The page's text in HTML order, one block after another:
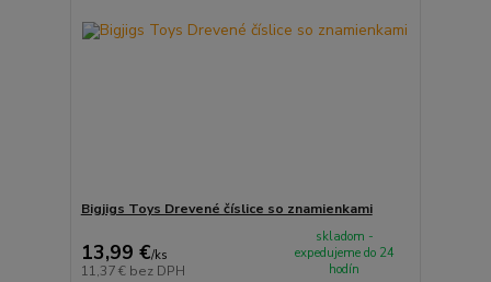
Bigjigs Toys Drevené číslice so znamienkami
13,99 €/ks
11,37 € bez DPH
skladom -
expedujeme do 24
hodín